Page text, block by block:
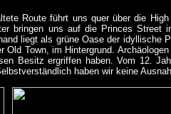
Route führt uns quer über die
bringen uns auf die Princes Street
liegt als grüne Oase der idyllische
Town, im Hintergrund.
Besitz ergriffen haben. Vom 12.
haben wir keine